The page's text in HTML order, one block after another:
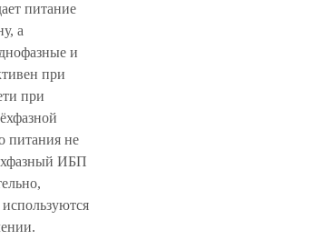
питание
а
и
при
при
питания не
ИБП